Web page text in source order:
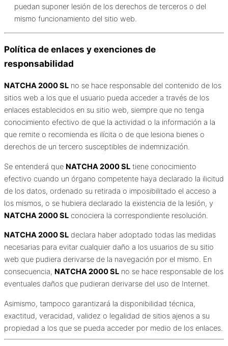
puedan suponer lesión de los derechos de terceros o del
mismo funcionamiento del sitio web.
Política de enlaces y exenciones de
responsabilidad
NATCHA 2000 SL no se hace responsable del contenido de los
sitios web a los que el usuario pueda acceder a través de los
enlaces establecidos en su sitio web, siempre que no tenga
conocimiento efectivo de que la actividad o la información a la
que remite o recomienda es ilícita o de que lesiona bienes o
derechos de un tercero susceptibles de indemnización.
Se entenderá que NATCHA 2000 SL tiene conocimiento
efectivo cuando un órgano competente haya declarado la ilicitud
de los datos, ordenado su retirada o imposibilitado el acceso a
los mismos, o se hubiera declarado la existencia de la lesión, y
NATCHA 2000 SL conociera la correspondiente resolución.
NATCHA 2000 SL declara haber adoptado todas las medidas
necesarias para evitar cualquier daño a los usuarios de su sitio
web que pudiera derivarse de la navegación por el mismo. En
consecuencia, NATCHA 2000 SL no se hace responsable de los
eventuales daños que pudieran derivarse del uso de Internet.
Asimismo, tampoco garantizará la disponibilidad técnica,
exactitud, veracidad, validez o legalidad de sitios ajenos a su
propiedad a los que se pueda acceder por medio de los enlaces.